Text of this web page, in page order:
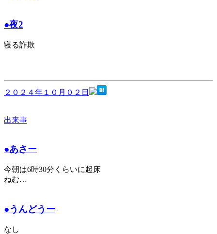
●夜2
寝る詐欺
２０２４年１０月０２日
出来事
●あさー
今朝は6時30分くらいに起床
ねむ…
●うんどうー
なし